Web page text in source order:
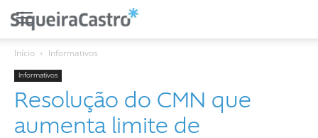
Início Informativos
Informativos
Resolução do CMN que
aumenta limite de